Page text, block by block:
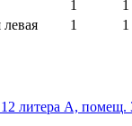
1
1
1 1
12 литера А,